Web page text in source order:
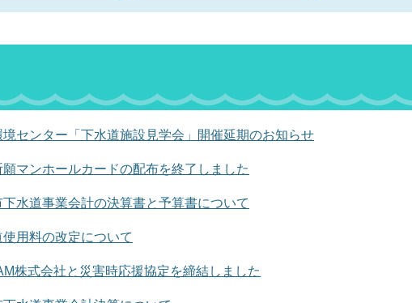
境センター「下水道施設見学会」開催延期のお知らせ
願マンホールカードの配布を終了しました
下水道事業会計の決算書と予算書について
用料の改定について
株式会社と災害時応援協定を締結しました